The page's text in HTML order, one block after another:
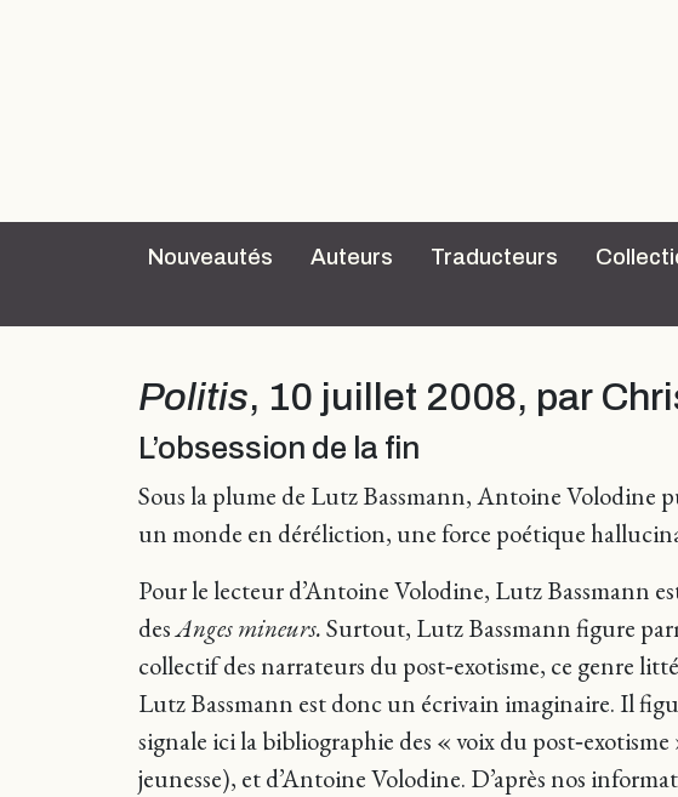
Nouveautés Auteurs Traducteurs
Politis, 10 juillet 2008, par
L’obsession de la fin
Sous la plume de Lutz Bassmann, Antoine Volodine
un monde en déréliction, une force poétique
Pour le lecteur d’Antoine Volodine, Lutz Bassmann
desAnges mineurs.Surtout, Lutz Bassmann figure
collectif des narrateurs du post‑exotisme, ce genre
Lutz Bassmann est donc un écrivain imaginaire. Il
signale ici la bibliographie des « voix du
jeunesse), et d’Antoine Volodine. D’après nos